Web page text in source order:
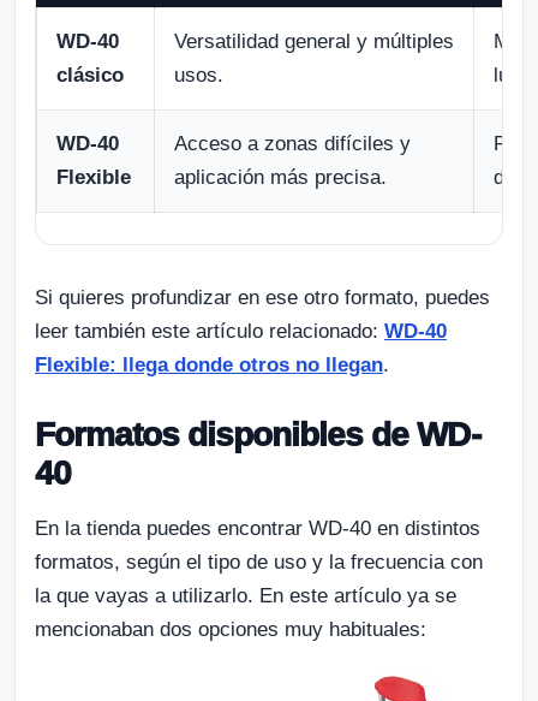
WD-40
clásico
Versatilidad general y múltiples
usos.
WD-40
Flexible
Acceso a zonas difíciles y
aplicación más precisa.
Si quieres profundizar en ese otro formato, puedes
leer también este artículo relacionado: WD-40
Flexible: llega donde otros no llegan.
Formatos disponibles de WD-
40
En la tienda puedes encontrar WD-40 en distintos
formatos, según el tipo de uso y la frecuencia con
la que vayas a utilizarlo. En este artículo ya se
mencionaban dos opciones muy habituales: